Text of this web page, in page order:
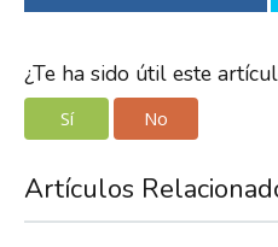
¿Te ha sido útil este
Sí No
Artículos